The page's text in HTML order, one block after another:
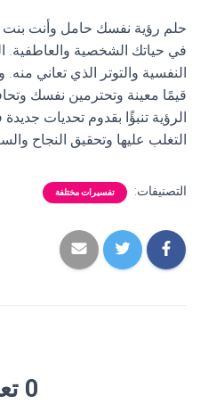
حلم رؤية نفسك حامل وأنت بنت
في حياتك الشخصية
النفسية والتوتر الذي تعاني
قيمًا معينة وتحترمين نفسك
الرؤية تنبؤًا بقدوم تحديات
التغلب عليها وتحقيق النجاح
التصنيفات: تفسيرات مختلفة
0 تعليق